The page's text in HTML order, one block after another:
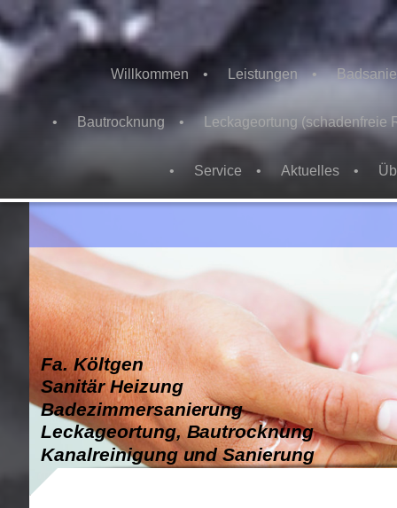
Willkommen Leistungen
Bautrocknung Leckageortung (schadenfreie
Service Aktuelles
Fa. Költgen
Sanitär Heizung
Badezimmersanierung
Leckageortung, Bautrocknung
Kanalreinigung und Sanierung